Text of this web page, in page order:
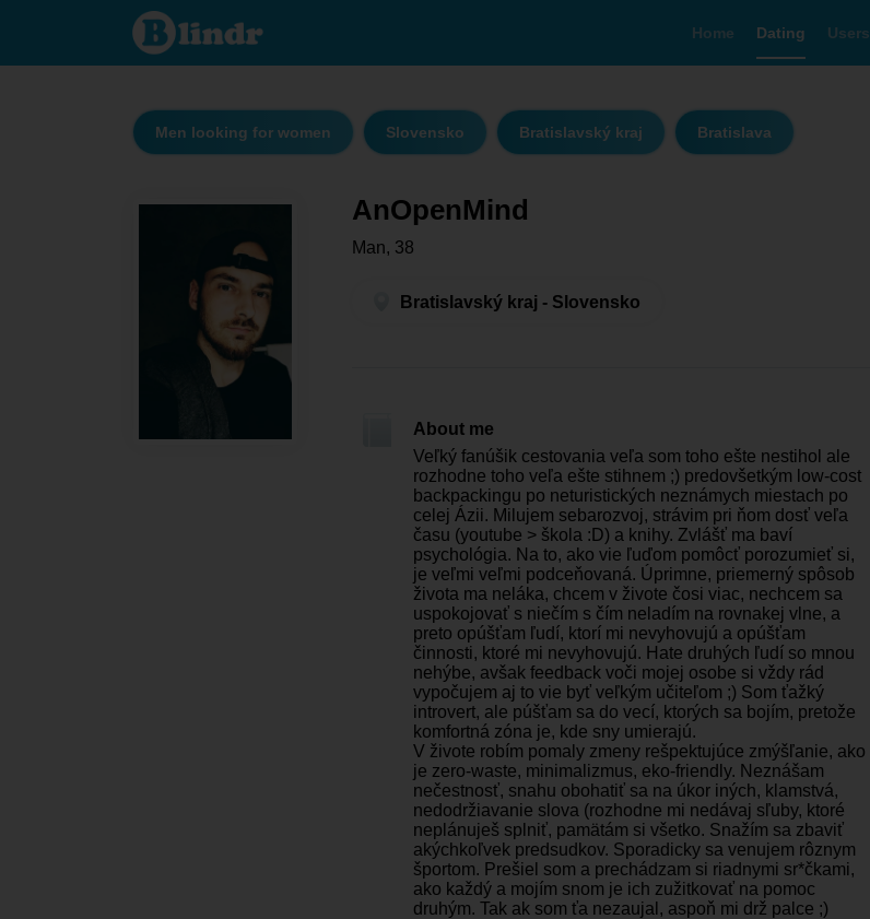
AnOpenMind
- Men
looking for
Bratislava
Home Dating Users
Men looking for women Slovensko Bratislavský kraj Bratislava
AnOpenMind
Man, 38
Bratislavský kraj - Slovensko
About me
Veľký fanúšik cestovania veľa som toho ešte nestihol ale
rozhodne toho veľa ešte stihnem ;) predovšetkým low-cost
backpackingu po neturistických neznámych miestach po
celej Ázii. Milujem sebarozvoj, strávim pri ňom dosť veľa
času (youtube > škola :D) a knihy. Zvlášť ma baví
psychológia. Na to, ako vie ľuďom pomôcť porozumieť si,
je veľmi veľmi podceňovaná. Úprimne, priemerný spôsob
života ma neláka, chcem v živote čosi viac, nechcem sa
uspokojovať s niečím s čím neladím na rovnakej vlne, a
preto opúšťam ľudí, ktorí mi nevyhovujú a opúšťam
činnosti, ktoré mi nevyhovujú. Hate druhých ľudí so mnou
nehýbe, avšak feedback voči mojej osobe si vždy rád
vypočujem aj to vie byť veľkým učiteľom ;) Som ťažký
introvert, ale púšťam sa do vecí, ktorých sa bojím, pretože
komfortná zóna je, kde sny umierajú.
V živote robím pomaly zmeny rešpektujúce zmýšľanie, ako
je zero-waste, minimalizmus, eko-friendly. Neznášam
nečestnosť, snahu obohatiť sa na úkor iných, klamstvá,
nedodržiavanie slova (rozhodne mi nedávaj sľuby, ktoré
neplánuješ splniť, pamätám si všetko. Snažím sa zbaviť
akýchkoľvek predsudkov. Sporadicky sa venujem rôznym
športom. Prešiel som a prechádzam si riadnymi sr*čkami,
ako každý a mojím snom je ich zužitkovať na pomoc
druhým. Tak ak som ťa nezaujal, aspoň mi drž palce ;)